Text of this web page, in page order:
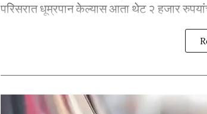
परिसरात धूम्रपान केल्यास आता थेट २ हजार